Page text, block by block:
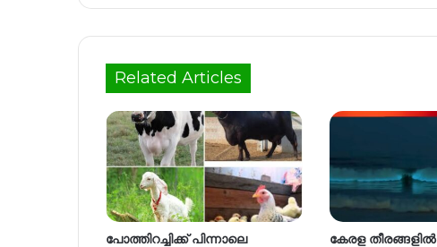
Related Articles
പോത്തിറച്ചിക്ക് പിന്നാലെ കേരള തീരങ്ങളിൽ